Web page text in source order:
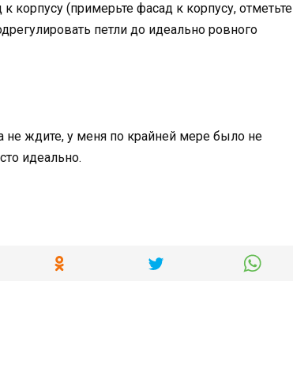
корпусу (примерьте фасад к корпусу, отметьте
петли до идеально ровного
не ждите, у меня по крайней мере было не
идеально.